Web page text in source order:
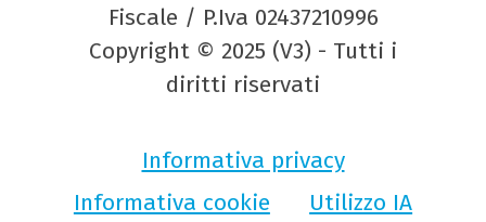
Fiscale / P.Iva 02437210996
Copyright © 2025 (V3) - Tutti i
diritti riservati
Informativa privacy
Informativa cookie
Utilizzo IA